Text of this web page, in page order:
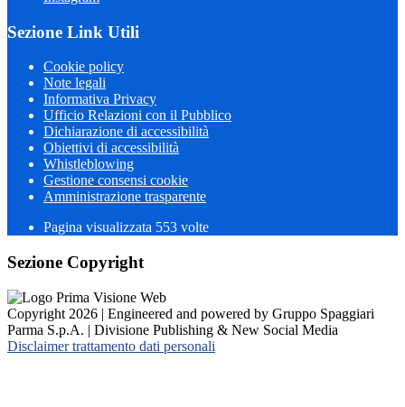
Sezione Link Utili
Cookie policy
Note legali
Informativa Privacy
Ufficio Relazioni con il Pubblico
Dichiarazione di accessibilità
Obiettivi di accessibilità
Whistleblowing
Gestione consensi cookie
Amministrazione trasparente
Pagina visualizzata 553 volte
Sezione Copyright
Copyright 2026 | Engineered and powered by Gruppo Spaggiari
Parma S.p.A. | Divisione Publishing & New Social Media
Disclaimer trattamento dati personali